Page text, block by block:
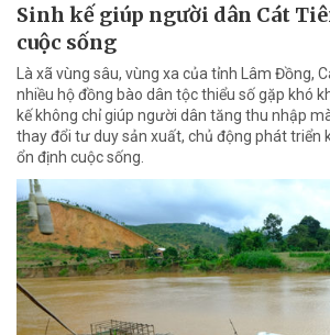
Sinh kế giúp người dân Cát
cuộc sống
Là xã vùng sâu, vùng xa của tỉnh Lâm Đồng,
nhiều hộ đồng bào dân tộc thiểu số gặp khó
kế không chỉ giúp người dân tăng thu nhập
thay đổi tư duy sản xuất, chủ động phát triển
ổn định cuộc sống.